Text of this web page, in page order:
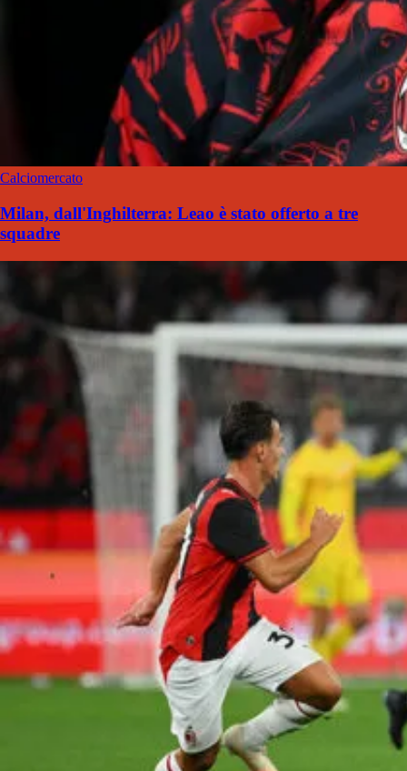
Calciomercato
Milan, dall'Inghilterra: Leao è stato offerto a tre
squadre